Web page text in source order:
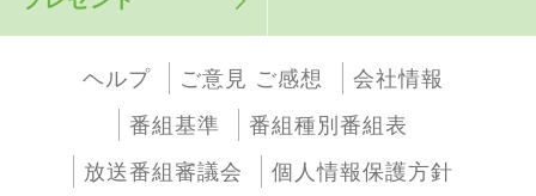
ヘルプ ご意見 ご感想
会社情報
番組基準
番組種別番組表
放送番組審議会
個人情報保護方針